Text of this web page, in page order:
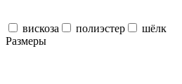
вискоза полиэстер
шёлк
Размеры